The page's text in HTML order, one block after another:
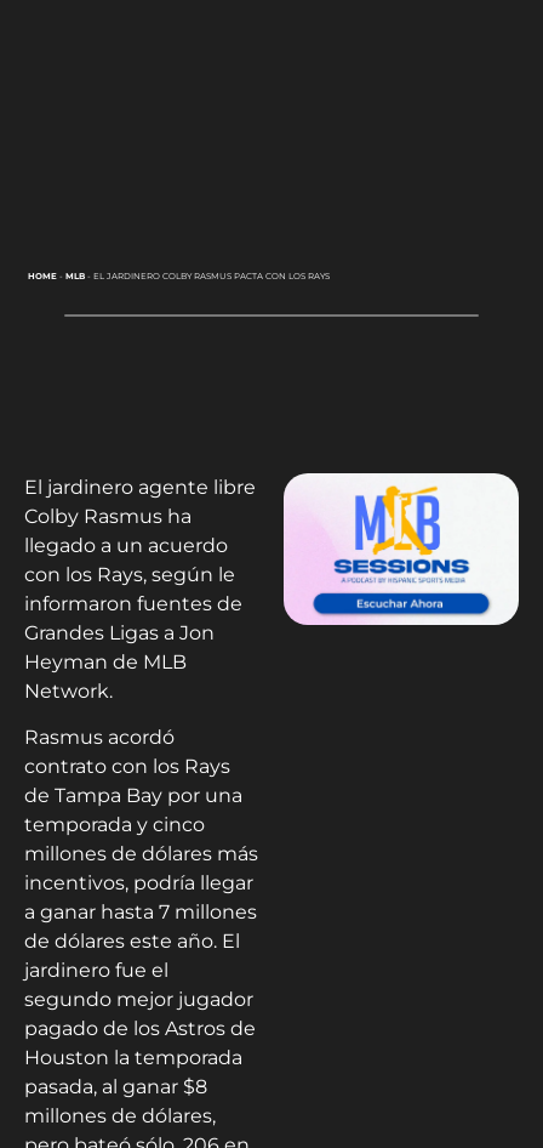
HOME- MLB- EL JARDINERO COLBY RASMUS PACTA CON LOS RAYS
El jardinero agente libre
Colby Rasmus ha
llegado a un acuerdo
con los Rays, según le
informaron fuentes de
Grandes Ligas a Jon
Heyman de MLB
Network.
Rasmus acordó
contrato con los Rays
de Tampa Bay por una
temporada y cinco
millones de dólares más
incentivos, podría llegar
a ganar hasta 7 millones
de dólares este año. El
jardinero fue el
segundo mejor jugador
pagado de los Astros de
Houston la temporada
pasada, al ganar $8
millones de dólares,